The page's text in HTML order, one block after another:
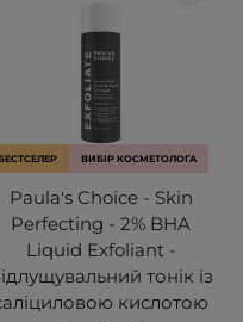
ВИБІР КОСМЕТОЛОГА
Paula's Choice - Skin
Perfecting - 2% BHA
Liquid Exfoliant -
тонік із
кислотою